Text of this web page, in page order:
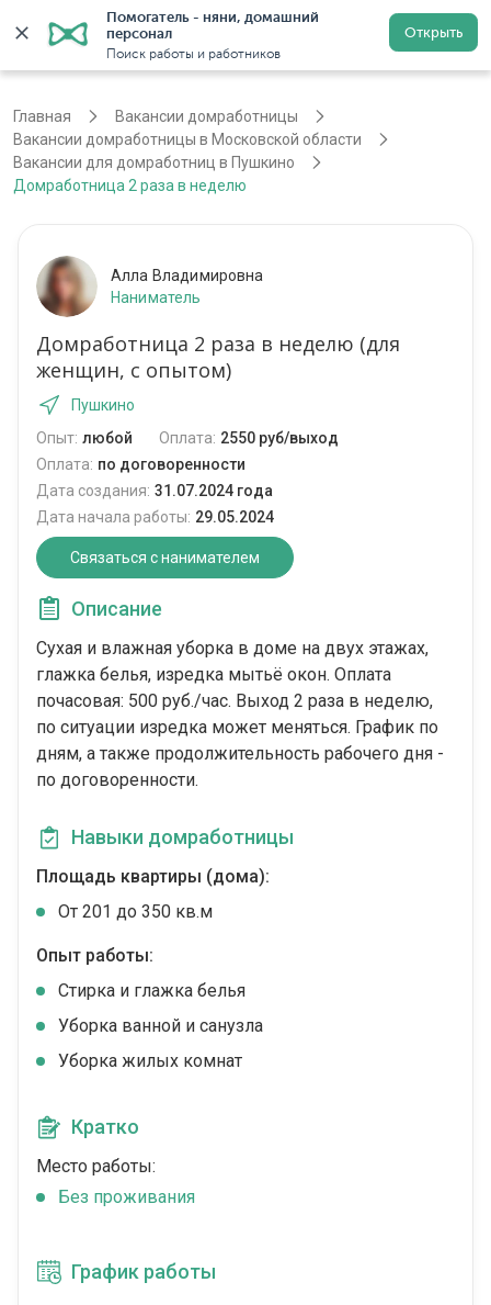
Помогатель - няни, домашний
персонал
Поиск работы и работников
Открыть
Регистрация
Главная
Вакансии домработницы
Вакансии домработницы в Московской области
Вакансии для домработниц в Пушкино
Домработница 2 раза в неделю
Алла Владимировна
Наниматель
Домработница 2 раза в неделю (для
женщин, с опытом)
Пушкино
Опыт: любой Оплата: 2550 руб/выход
Оплата: по договоренности
Дата создания: 31.07.2024 года
Дата начала работы: 29.05.2024
Связаться с нанимателем
Описание
Сухая и влажная уборка в доме на двух этажах,
глажка белья, изредка мытьё окон. Оплата
почасовая: 500 руб./час. Выход 2 раза в неделю,
по ситуации изредка может меняться. График по
дням, а также продолжительность рабочего дня -
по договоренности.
Навыки домработницы
Площадь квартиры (дома):
От 201 до 350 кв.м
Опыт работы:
Стирка и глажка белья
Уборка ванной и санузла
Уборка жилых комнат
Кратко
Место работы:
Без проживания
График работы